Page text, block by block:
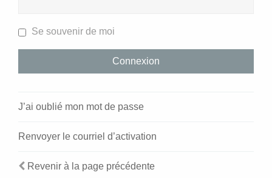
Se souvenir de moi
J’ai oublié mon mot de passe
Renvoyer le courriel d’activation
Revenir à la page précédente